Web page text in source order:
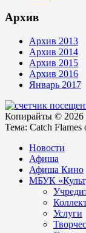
Архив
Архив 2013
Архив 2014
Архив 2015
Архив 2016
Январь 2017
Копирайты © 2026
Тема: Catch Flames
Новости
Афиша
Афиша Кино
МБУК
Услуги